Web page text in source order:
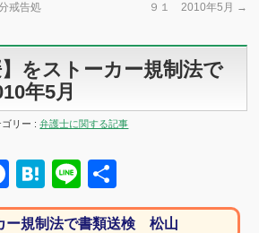
戒告処
９１ 2010年5月 →
をストーカー規制法で
年5月
ゴリー :弁護士に関する記事
Facebook
Hatena
Line
有
ー規制法で書類送検 松山